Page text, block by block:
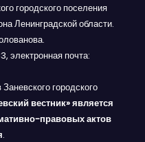
городского поселения
Ленинградской области.
электронная почта:
городского
вестник» является
правовых актов
.